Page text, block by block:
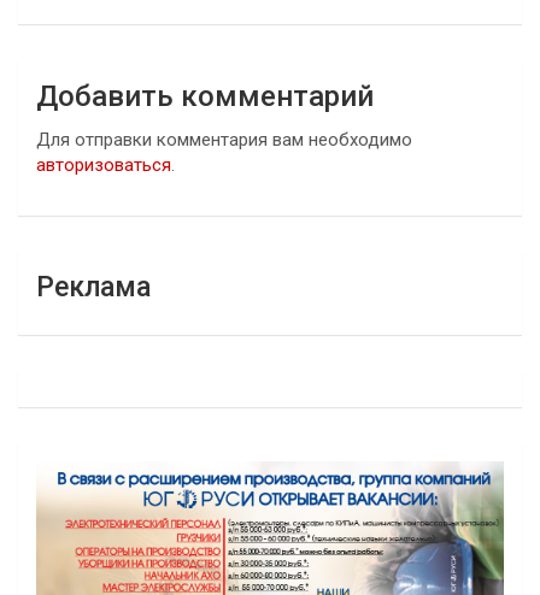
Добавить комментарий
Для отправки комментария вам необходимо
авторизоваться.
Реклама